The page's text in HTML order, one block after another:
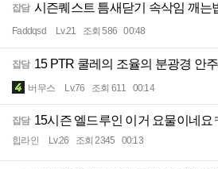
잡담 시즌퀘스트 틈새닫기 속삭임 깨는
Faddqsd Lv.21 조회 586 00:48
잡담 15 PTR 쿨레의 조율의 분광경 안
버무스 Lv.76 조회 611 00:14
잡담 15시즌 엘드루인 이거 요물이네요
힙라인 Lv.26 조회 2345 00:13